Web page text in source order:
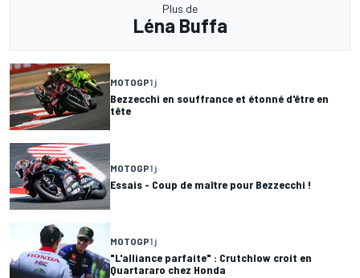
Plus de
Léna Buffa
MOTOGP1 j
Bezzecchi en souffrance et étonné d'être en
tête
MOTOGP1 j
Essais - Coup de maître pour Bezzecchi !
MOTOGP1 j
"L'alliance parfaite" : Crutchlow croit en
Quartararo chez Honda